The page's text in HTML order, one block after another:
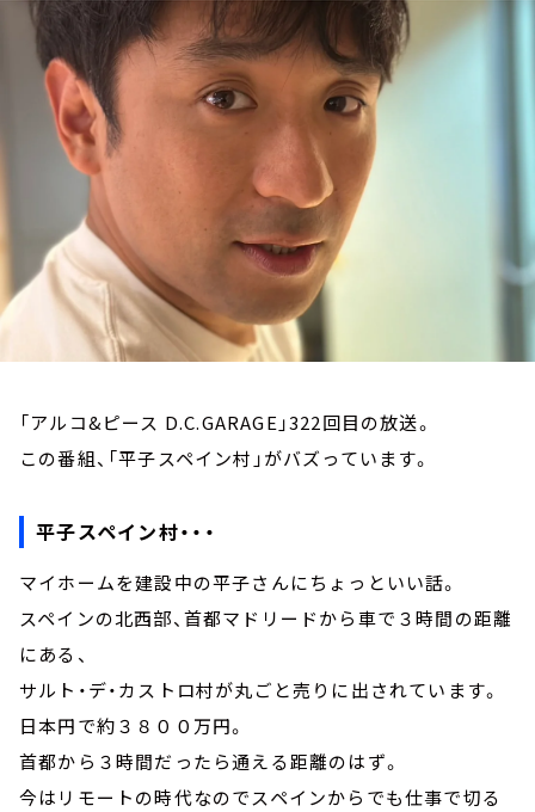
お知らせ
イベント・グッズ
YouTube
会社情報
「アルコ&ピース D.C.GARAGE」322回目の放送。
この番組、「平子スペイン村」がバズっています。
平子スペイン村・・・
マイホームを建設中の平子さんにちょっといい話。
スペインの北西部、首都マドリードから車で３時間の距離
にある、
サルト・デ・カストロ村が丸ごと売りに出されています。
日本円で約３８００万円。
首都から３時間だったら通える距離のはず。
今はリモートの時代なのでスペインからでも仕事で切る